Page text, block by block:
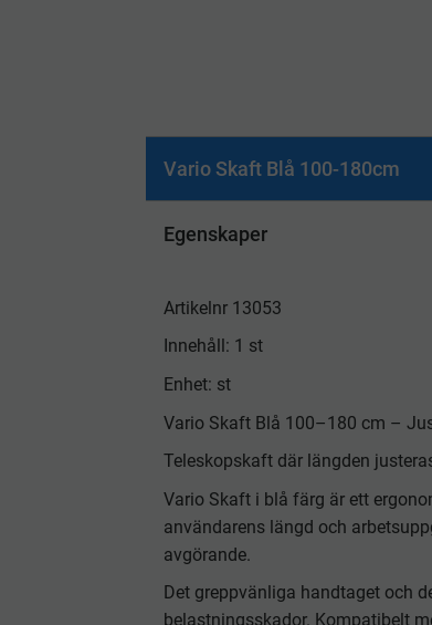
Vario Skaft Blå 100-180cm
Egenskaper
Artikelnr 13053
Innehåll: 1 st
Enhet: st
Vario Skaft Blå 100–180 cm –
Teleskopskaft där längden
Vario Skaft i blå färg är ett
användarens längd och
avgörande.
Det greppvänliga handtaget och
belastningsskador. Kompatibelt